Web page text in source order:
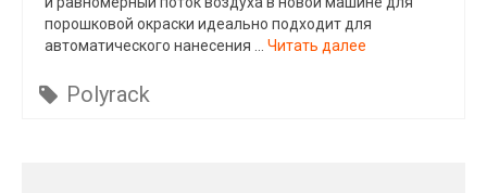
порошковой окраски идеально подходит для
автоматического нанесения … Читать далее
Polyrack